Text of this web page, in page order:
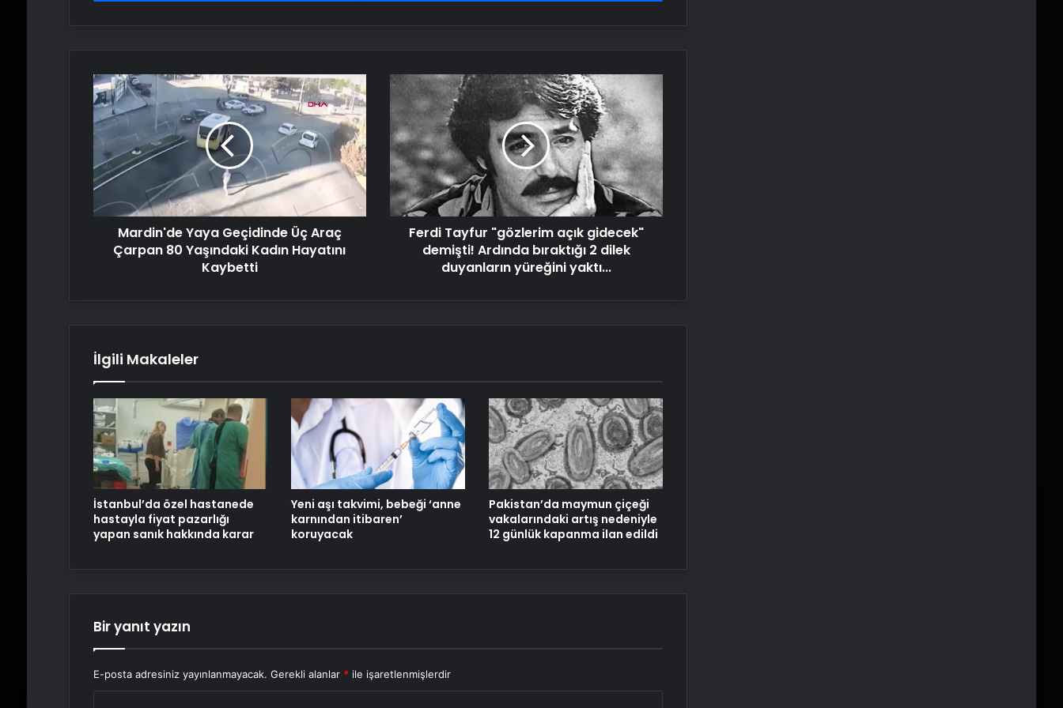
Mardin'de
Yaya
Geçidinde
Üç
Araç
Çarpan
80
Kadın
Hayatını
Kaybetti
Mardin'de Yaya Geçidinde Üç Araç
Çarpan 80 Yaşındaki Kadın Hayatını
Kaybetti
Ferdi
Tayfur
"gözlerim
açık
gidecek"
demişti!
Ardında
bıraktığı
2
dilek
duyanların
Ferdi Tayfur "gözlerim açık gidecek"
demişti! Ardında bıraktığı 2 dilek
duyanların yüreğini yaktı...
İlgili Makaleler
İstanbul’da özel hastanede
hastayla fiyat pazarlığı
yapan sanık hakkında karar
Yeni aşı takvimi, bebeği ‘anne
karnından itibaren’
koruyacak
Pakistan’da maymun çiçeği
vakalarındaki artış nedeniyle
12 günlük kapanma ilan edildi
Bir yanıt yazın
E-posta adresiniz yayınlanmayacak. Gerekli alanlar * ile işaretlenmişlerdir